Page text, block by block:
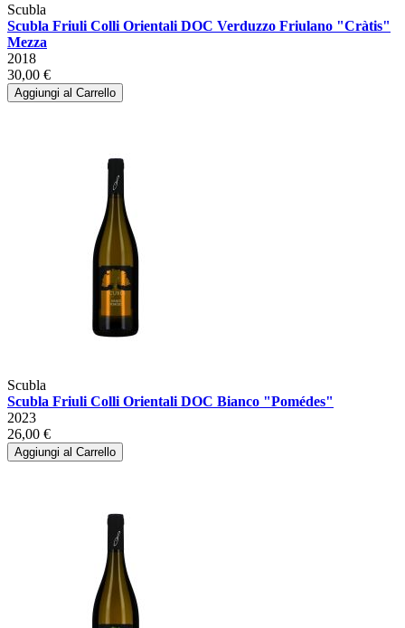
Scubla
Scubla Friuli Colli Orientali DOC Verduzzo Friulano "Cràtis"
Mezza
2018
30,00 €
Aggiungi al Carrello
Scubla
Scubla Friuli Colli Orientali DOC Bianco "Pomédes"
2023
26,00 €
Aggiungi al Carrello